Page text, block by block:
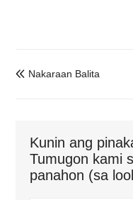
 Nakaraan Balita
Kunin ang
Tumugon kami
panahon (sa